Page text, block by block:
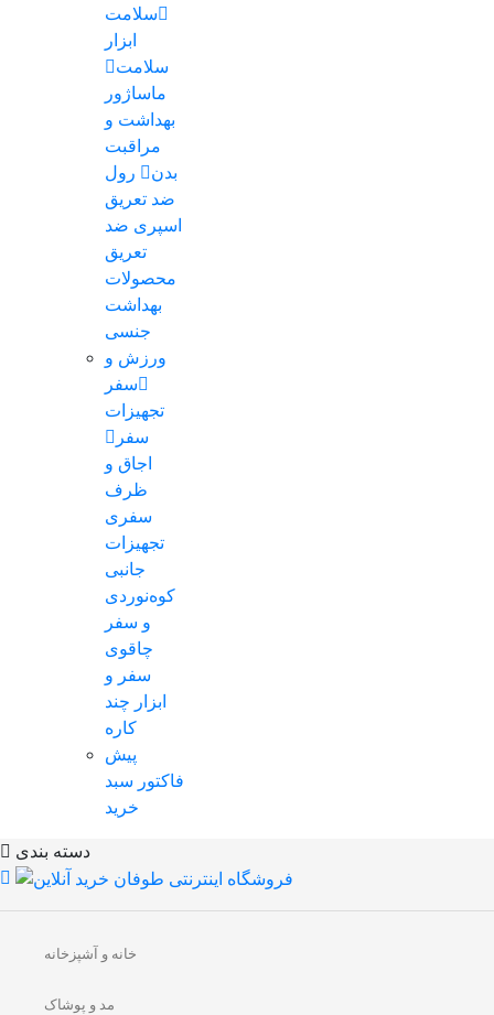
سلامت
ابزار
سلامت
ماساژور
بهداشت و
مراقبت
بدن
رول
ضد تعریق
اسپری ضد
تعریق
محصولات
بهداشت
جنسی
ورزش و
سفر
تجهیزات
سفر
اجاق و
ظرف
سفری
تجهیزات
جانبی
کوه‌نوردی
و سفر
چاقوی
سفر و
ابزار چند
کاره
پیش
فاکتور سبد
خرید
دسته بندی
خانه و آشپزخانه
مد و پوشاک